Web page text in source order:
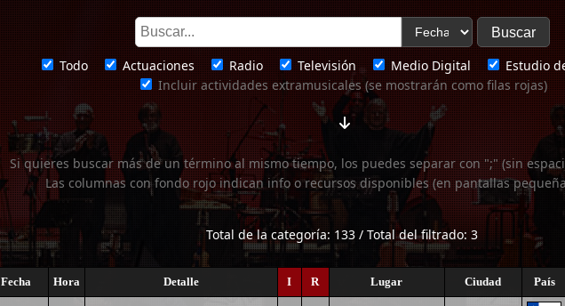
Todo Actuaciones Radio Televisión Medio Digital
Estudio
Incluir actividades extramusicales (se mostrarán como filas rojas)
Si quieres buscar más de un término al mismo tiempo, los puedes separar con ";" (sin
Las columnas con fondo rojo indican info o recursos disponibles (en pantallas
Total de la categoría: 133 / Total del filtrado: 3
Fecha Hora Detalle I R Lugar Ciudad País